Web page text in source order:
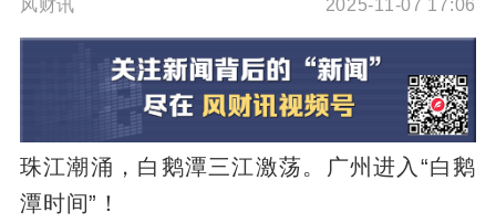
风财讯 2025-11-07 17:06
珠江潮涌，白鹅潭三江激荡。广州进入“白鹅
潭时间”！